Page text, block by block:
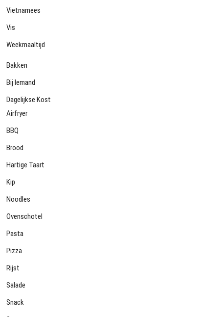
Vietnamees
Vis
Weekmaaltijd
Bakken
Bij Iemand
Dagelijkse Kost
Airfryer
BBQ
Brood
Hartige Taart
Kip
Noodles
Ovenschotel
Pasta
Pizza
Rijst
Salade
Snack